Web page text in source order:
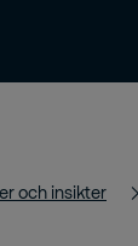
och insikter